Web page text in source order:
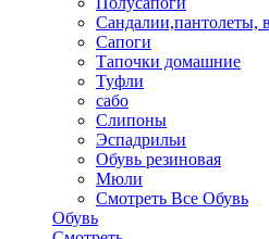
Сандалии,пантолеты,
Сапоги
Тапочки домашние
Туфли
сабо
Слипоны
Эспадрильи
Обувь резиновая
Мюли
Смотреть Все Обувь
Обувь